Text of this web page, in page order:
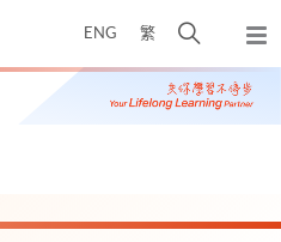
ENG 繁
开
搜
寻
弹
出
主